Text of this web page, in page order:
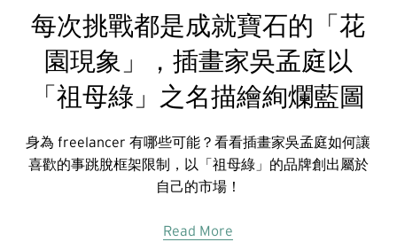
每次挑戰都是成就寶石的「花
園現象」，插畫家吳孟庭以
「祖母綠」之名描繪絢爛藍圖
身為 freelancer 有哪些可能？看看插畫家吳孟庭如何讓
喜歡的事跳脫框架限制，以「祖母綠」的品牌創出屬於
自己的市場！
Read More